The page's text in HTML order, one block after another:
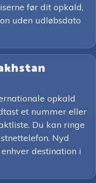
før dit opkald,
uden udløbsdato
opkald
et nummer eller
Du kan ringe
Nyd
destination i